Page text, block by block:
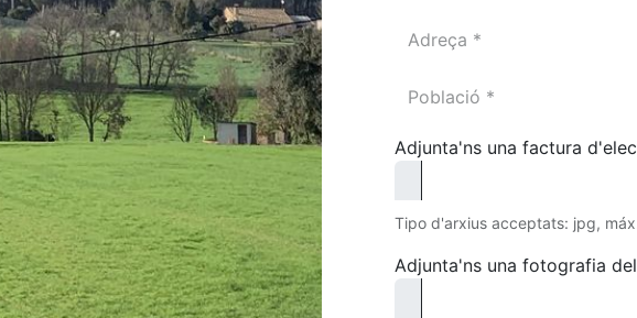
Adjunta'ns una factura
Tipo d'arxius acceptats: jpg,
Adjunta'ns una fotografia